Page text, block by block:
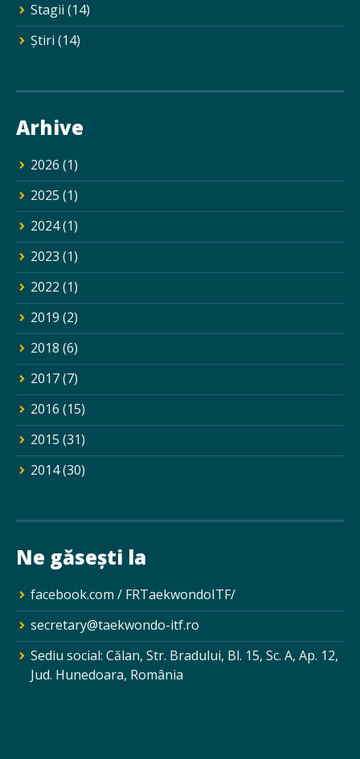
Stagii (14)
Ştiri (14)
Arhive
2026 (1)
2025 (1)
2024(1)
2023 (1)
2022 (1)
2019 (2)
2018 (6)
2017(7)
2016 (15)
2015 (31)
2014(30)
Ne găsești la
facebook.com / FRTaekwondoITF/
secretary@taekwondo-itf.ro
Sediu social: Călan, Str. Bradului, Bl. 15, Sc. A, Ap. 12,
Jud. Hunedoara, România